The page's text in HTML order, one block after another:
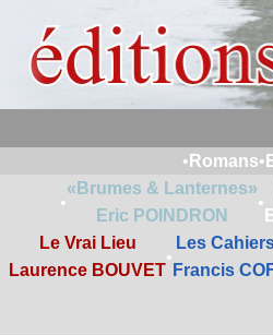
• Romans•
•
«Brumes & Lanternes»
Eric POINDRON
•
Le Vrai Lieu
Laurence BOUVET
•
Les
Francis